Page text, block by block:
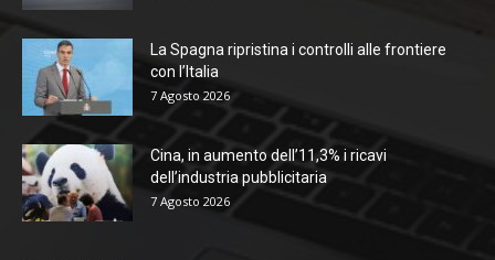
La Spagna ripristina i controlli alle frontiere
con l’Italia
7 Agosto 2026
Cina, in aumento dell’11,3% i ricavi
dell’industria pubblicitaria
7 Agosto 2026